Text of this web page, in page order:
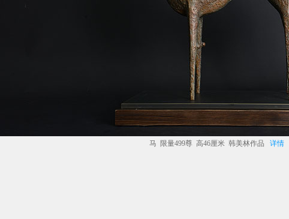
马 限量499尊 高46厘米 韩美林作品 详情